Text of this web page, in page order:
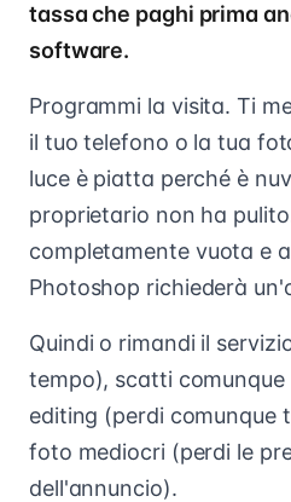
tassa che paghi prima
software.
Programmi la visita. Ti
il tuo telefono o la tua
luce è piatta perché è
proprietario non ha
completamente vuota e
Photoshop richiederà
Quindi o rimandi il
tempo), scatti
editing (perdi comunque
foto mediocri (perdi le
dell'annuncio).